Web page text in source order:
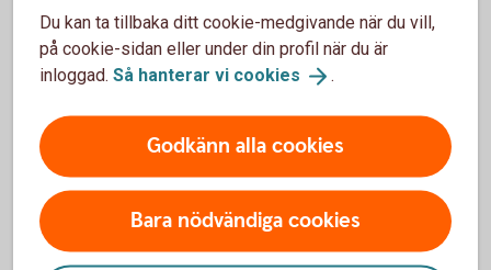
Mitt lösenord är låst. Hur låser jag upp det?
Vill du beställa ett BankID
online?
Du kan ta tillbaka ditt cookie-medgivande när du vill,
på cookie-sidan eller under din profil när du är
inloggad. Så hanterar vi cookies .
Godkänn alla cookies
Bara nödvändiga cookies